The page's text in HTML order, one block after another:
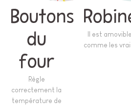
Boutons
du
four
Règle
correctement la
température de
Il est amovible
comme les